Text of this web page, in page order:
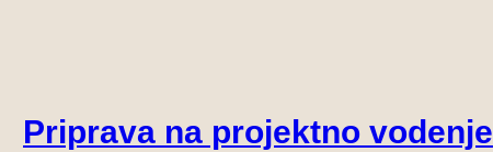
Priprava na projektno vodenje